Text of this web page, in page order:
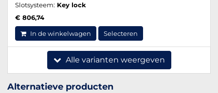
Slotsysteem: Key lock
€ 806,74
In de winkelwagen Selecteren
Alle varianten weergeven
Alternatieve producten